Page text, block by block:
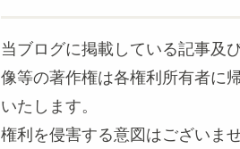
当ブログに掲載している記事及
像等の著作権は各権利所有者に
いたします。
権利を侵害する意図はございま